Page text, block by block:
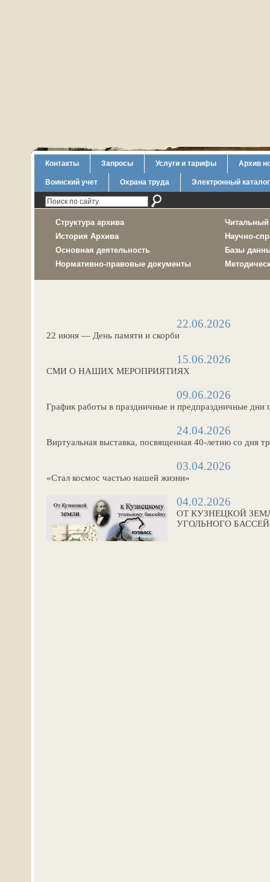
Контакты Запросы Услуги и тарифы Архив
Воинский учет Охрана труда Электронный каталог
Структура архива
История Архива
Основная деятельность
Нормативно-правовые документы
Читальный
Научно-
Базы
22.06.2026
22 июня — День памяти и скорби
15.06.2026
СМИ О НАШИХ МЕРОПРИЯТИЯХ
09.06.2026
График работы в праздничные и предпраздничные дни
24.04.2026
Виртуальная выставка, посвященная 40-летию со дня
03.04.2026
«Стал космос частью нашей жизни»
04.02.2026
ОТ КУЗНЕЦКОЙ
УГОЛЬНОГО